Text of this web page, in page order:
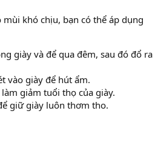
khó chịu, bạn có thể áp dụng
giày và để qua đêm, sau đó đổ ra
vào giày để hút ẩm.
giảm tuổi thọ của giày.
giữ giày luôn thơm tho.